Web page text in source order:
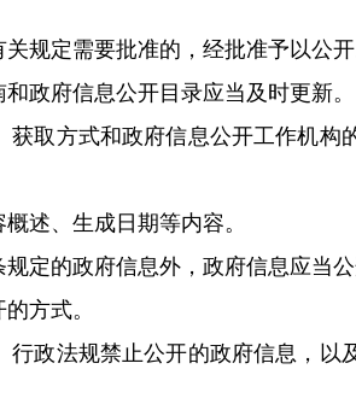
规定需要批准的，经批准予以公开
政府信息公开目录应当及时更新。
取方式和政府信息公开工作机
述、生成日期等内容。
定的政府信息外，政府信息应当公
方式。
政法规禁止公开的政府信息，以